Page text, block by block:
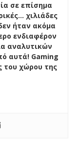
σε επίσημα
χιλιάδες
ήταν ακόμα
ενδιαφέρον
αναλυτικών
αυτά! Gaming
του χώρου της